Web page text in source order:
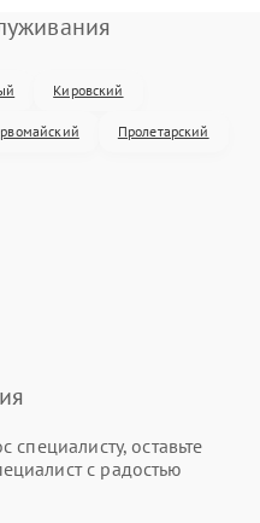
Кировский
Пролетарский
специалисту, оставьте
с радостью